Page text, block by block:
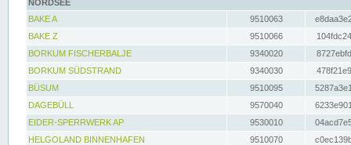
NORDSEE
BAKE A
9510063
BAKE Z
9510066
BORKUM FISCHERBALJE
9340020
BORKUM SÜDSTRAND
9340030
BÜSUM
9510095
DAGEBÜLL
9570040
EIDER-SPERRWERK AP
9530010
HELGOLAND BINNENHAFEN
9510070